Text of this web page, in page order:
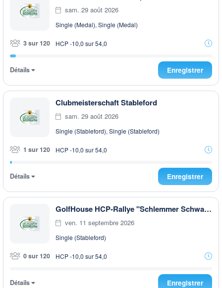
sam. 29 août 2026
Single (Medal), Single (Medal)
3 sur 120 HCP -10,0 sur 54,0
Détails Enregistrer
Clubmeisterschaft Stableford
sam. 29 août 2026
Single (Stableford), Single (Stableford)
1 sur 120 HCP -10,0 sur 54,0
Détails Enregistrer
GolfHouse HCP-Rallye "Schlemmer Schwammerl & Pilze" AFTER WORK
ven. 11 septembre 2026
Single (Stableford)
0 sur 120 HCP -10,0 sur 54,0
Détails Enregistrer